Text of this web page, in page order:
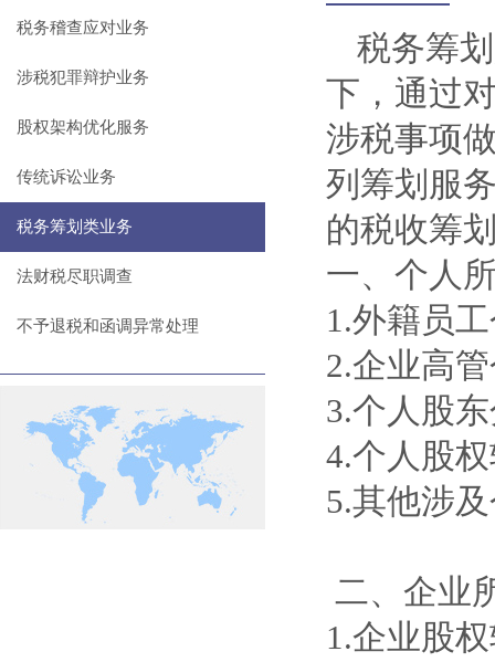
税务稽查应对业务
涉税犯罪辩护业务
股权架构优化服务
传统诉讼业务
税务筹划类业务
法财税尽职调查
不予退税和函调异常处理
税务筹
下，通过
涉税事项
列筹划服
的税收筹
一、个人
1.外籍员
2.企业高
3.个人股
4.个人股
5.其他涉
二、企业
1.企业股